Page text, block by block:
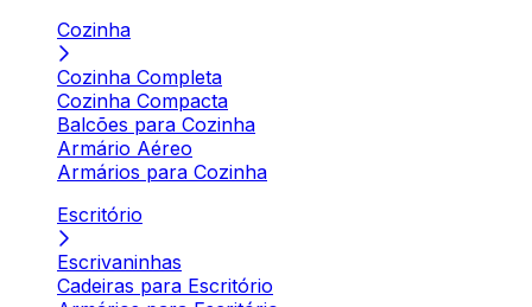
Cozinha
Cozinha Completa
Cozinha Compacta
Balcões para Cozinha
Armário Aéreo
Armários para Cozinha
Escritório
Escrivaninhas
Cadeiras para Escritório